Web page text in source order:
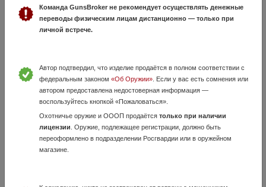
Пневматический пистолет Gletcher BRT 92FS
Команда GunsBroker не рекомендует осуществлять денежные
переводы физическим лицам дистанционно — только при
личной встрече.
Автор подтвердил, что изделие продаётся в полном соответствии с
федеральным законом «Об Оружии». Если у вас есть сомнения или
автором предоставлена недостоверная информация —
воспользуйтесь кнопкой «Пожаловаться».
Охотничье оружие и ОООП продаётся только при наличии
лицензии . Оружие, подлежащее регистрации, должно быть
переоформлено в подразделении Росгвардии или в оружейном
магазине.